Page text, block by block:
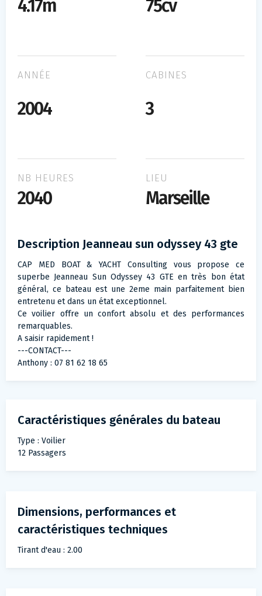
4.17m 75cv
ANNÉE
2004
CABINES
3
NB HEURES
2040
LIEU
Marseille
Description Jeanneau sun odyssey 43 gte
CAP MED BOAT & YACHT Consulting vous propose ce
superbe Jeanneau Sun Odyssey 43 GTE en très bon état
général, ce bateau est une 2eme main parfaitement bien
entretenu et dans un état exceptionnel.
Ce voilier offre un confort absolu et des performances
remarquables.
A saisir rapidement !
---CONTACT---
Anthony : 07 81 62 18 65
Caractéristiques générales du bateau
Type : Voilier
12 Passagers
Dimensions, performances et
caractéristiques techniques
Tirant d'eau : 2.00